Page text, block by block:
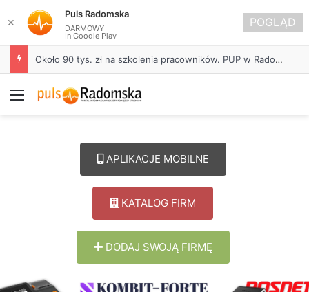
Około 90 tys. zł na szkolenia pracowników. PUP w Radomsku ogłasza nabór wniosków
Menu
APLIKACJE MOBILNE
KATALOG FIRM
DODAJ SWOJĄ FIRMĘ
✕
Puls Radomska
DARMOWY
In Google Play
POGLĄD